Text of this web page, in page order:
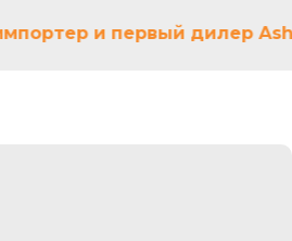
и первый дилер Ashley